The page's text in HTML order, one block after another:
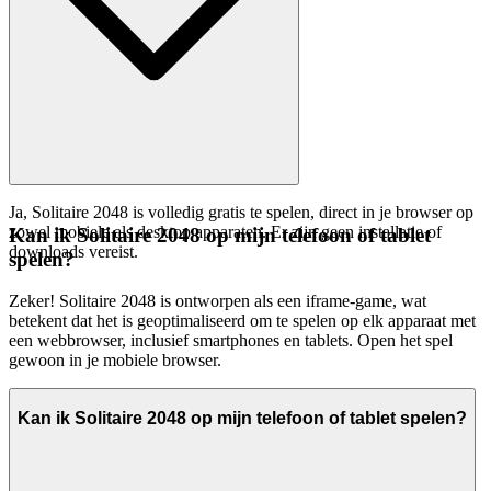
Ja, Solitaire 2048 is volledig gratis te spelen, direct in je browser op
zowel mobiele als desktop apparaten. Er zijn geen installatie of
downloads vereist.
Kan ik Solitaire 2048 op mijn telefoon of tablet
spelen?
Zeker! Solitaire 2048 is ontworpen als een iframe-game, wat
betekent dat het is geoptimaliseerd om te spelen op elk apparaat met
een webbrowser, inclusief smartphones en tablets. Open het spel
gewoon in je mobiele browser.
Kan ik Solitaire 2048 op mijn telefoon of tablet spelen?